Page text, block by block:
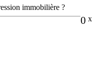
immobilière ?
0 x